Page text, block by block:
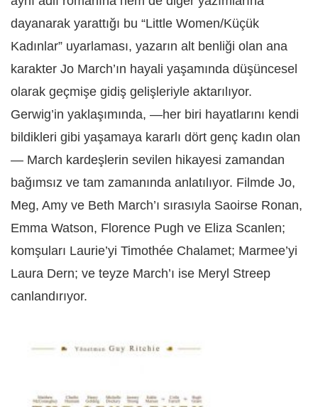
dayanarak yarattığı bu “Little Women/Küçük
Kadınlar” uyarlaması, yazarın alt benliği olan ana
karakter Jo March’ın hayali yaşamında düşüncesel
olarak geçmişe gidiş gelişleriyle aktarılıyor.
Gerwig’in yaklaşımında, —her biri hayatlarını kendi
bildikleri gibi yaşamaya kararlı dört genç kadın olan
— March kardeşlerin sevilen hikayesi zamandan
bağımsız ve tam zamanında anlatılıyor. Filmde Jo,
Meg, Amy ve Beth March’ı sırasıyla Saoirse Ronan,
Emma Watson, Florence Pugh ve Eliza Scanlen;
komşuları Laurie’yi Timothée Chalamet; Marmee’yi
Laura Dern; ve teyze March’ı ise Meryl Streep
canlandırıyor.